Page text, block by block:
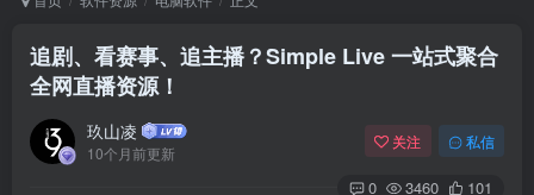
追剧、看赛事、追主播？Simple Live 一站式聚合
全网直播资源！
玖山凌
10个月前更新
关注 私信
0 3460 101